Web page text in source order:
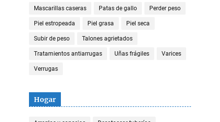
Mascarillas caseras Patas de gallo Perder peso
Piel estropeada Piel grasa Piel seca
Subir de peso Talones agrietados
Tratamientos antiarrugas Uñas frágiles Varices
Verrugas
Hogar